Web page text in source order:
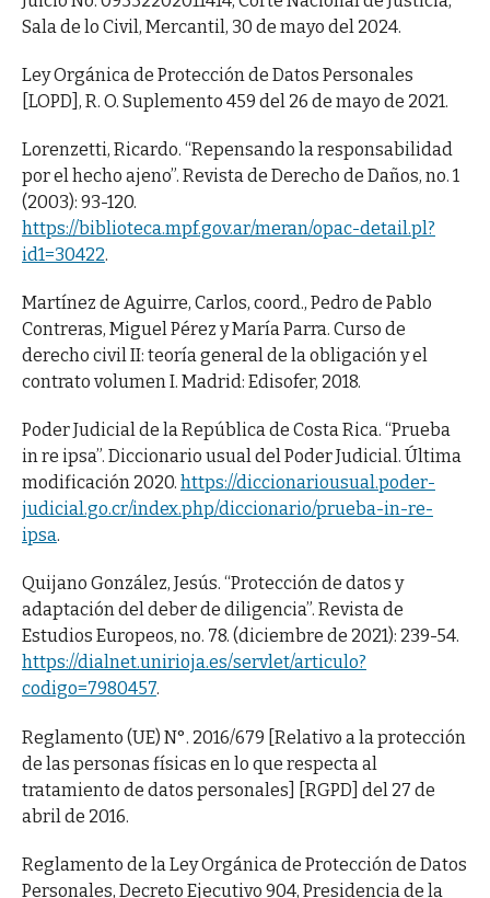
Sala de lo Civil, Mercantil, 30 de mayo del 2024.
Ley Orgánica de Protección de Datos Personales
[LOPD], R. O. Suplemento 459 del 26 de mayo de 2021.
Lorenzetti, Ricardo. “Repensando la responsabilidad
por el hecho ajeno”. Revista de Derecho de Daños, no. 1
(2003): 93-120.
https://biblioteca.mpf.gov.ar/meran/opac-detail.pl?
id1=30422.
Martínez de Aguirre, Carlos, coord., Pedro de Pablo
Contreras, Miguel Pérez y María Parra. Curso de
derecho civil II: teoría general de la obligación y el
contrato volumen I. Madrid: Edisofer, 2018.
Poder Judicial de la República de Costa Rica. “Prueba
in re ipsa”. Diccionario usual del Poder Judicial. Última
modificación 2020. https://diccionariousual.poder-
judicial.go.cr/index.php/diccionario/prueba-in-re-
ipsa.
Quijano González, Jesús. “Protección de datos y
adaptación del deber de diligencia”. Revista de
Estudios Europeos, no. 78. (diciembre de 2021): 239-54.
https://dialnet.unirioja.es/servlet/articulo?
codigo=7980457.
Reglamento (UE) N°. 2016/679 [Relativo a la protección
de las personas físicas en lo que respecta al
tratamiento de datos personales] [RGPD] del 27 de
abril de 2016.
Reglamento de la Ley Orgánica de Protección de Datos
Personales, Decreto Ejecutivo 904, Presidencia de la